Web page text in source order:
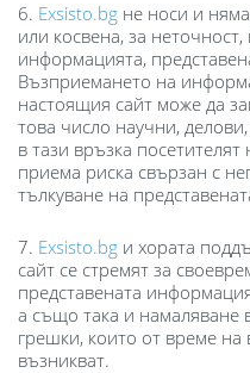
6. Exsisto.bg не носи и
или косвена, за
информацията,
Възприемането на
настоящия сайт може да
това число научни,
в тази връзка
приема риска свързан с
тълкуване на
7. Exsisto.bg и хората
сайт се стремят за
представената
а също така и намаляване
грешки, които от време на
възникват.